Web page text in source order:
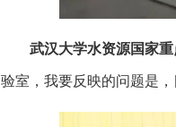
武汉大学水资源国家
验室，我要反映的问题是